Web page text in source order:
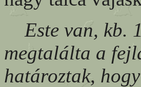
Este van, kb.
megtalálta a
határoztak,